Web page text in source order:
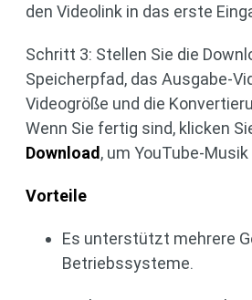
den Videolink in das erste
Schritt 3: Stellen Sie die
Speicherpfad, das Ausgabe-
Videogröße und die
Wenn Sie fertig sind, klicken
Download, um YouTube-
Vorteile
Es unterstützt mehrere
Betriebssysteme.